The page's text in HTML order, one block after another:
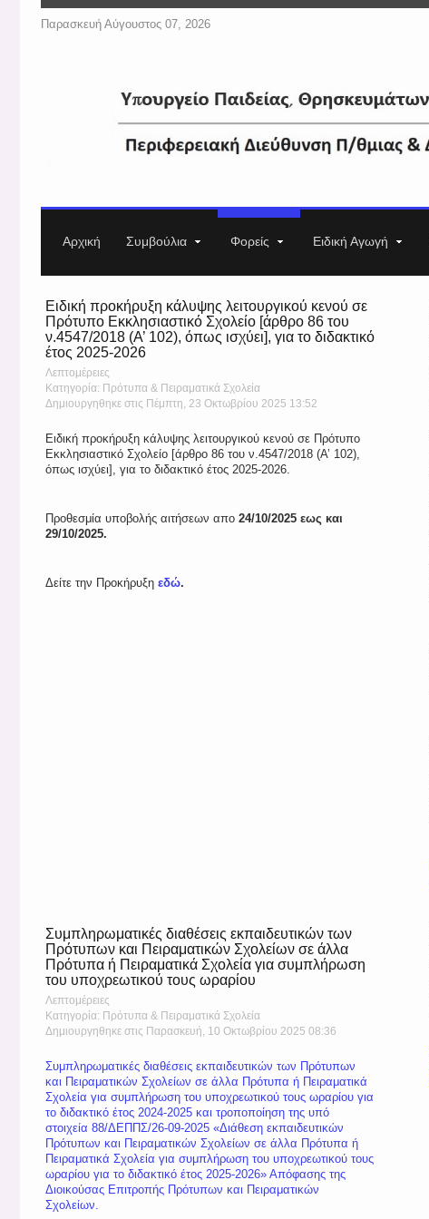
Παρασκευή Αύγουστος 07, 2026
Αρχική Συμβούλια Φορείς Ειδική Αγωγή
Ειδική προκήρυξη κάλυψης λειτουργικού κενού σε
Πρότυπο Εκκλησιαστικό Σχολείο [άρθρο 86 του
ν.4547/2018 (Α’ 102), όπως ισχύει], για το διδακτικό
έτος 2025-2026
Λεπτομέρειες
Κατηγορία: Πρότυπα & Πειραματικά Σχολεία
Δημιουργηθηκε στις Πέμπτη, 23 Οκτωβρίου 2025 13:52
Ειδική προκήρυξη κάλυψης λειτουργικού κενού σε Πρότυπο
Εκκλησιαστικό Σχολείο [άρθρο 86 του ν.4547/2018 (Α’ 102),
όπως ισχύει], για το διδακτικό έτος 2025-2026.
Προθεσμία υποβολής αιτήσεων απο 24/10/2025 εως και
29/10/2025.
Δείτε την Προκήρυξη εδώ.
Συμπληρωματικές διαθέσεις εκπαιδευτικών των
Πρότυπων και Πειραματικών Σχολείων σε άλλα
Πρότυπα ή Πειραματικά Σχολεία για συμπλήρωση
του υποχρεωτικού τους ωραρίου
Λεπτομέρειες
Κατηγορία: Πρότυπα & Πειραματικά Σχολεία
Δημιουργηθηκε στις Παρασκευή, 10 Οκτωβρίου 2025 08:36
Συμπληρωματικές διαθέσεις εκπαιδευτικών των Πρότυπων
και Πειραματικών Σχολείων σε άλλα Πρότυπα ή Πειραματικά
Σχολεία για συμπλήρωση του υποχρεωτικού τους ωραρίου για
το διδακτικό έτος 2024-2025 και τροποποίηση της υπό
στοιχεία 88/ΔΕΠΠΣ/26-09-2025 «Διάθεση εκπαιδευτικών
Πρότυπων και Πειραματικών Σχολείων σε άλλα Πρότυπα ή
Πειραματικά Σχολεία για συμπλήρωση του υποχρεωτικού τους
ωραρίου για το διδακτικό έτος 2025-2026» Απόφασης της
Διοικούσας Επιτροπής Πρότυπων και Πειραματικών
Σχολείων.